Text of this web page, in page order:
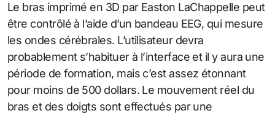
Le bras imprimé en 3D par Easton LaChappelle peut
être contrôlé à l’aide d’un bandeau EEG, qui mesure
les ondes cérébrales. L’utilisateur devra
probablement s’habituer à l’interface et il y aura une
période de formation, mais c’est assez étonnant
pour moins de 500 dollars. Le mouvement réel du
bras et des doigts sont effectués par une